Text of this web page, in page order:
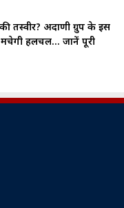
तस्वीर? अदाणी ग्रुप के इस
मचेगी हलचल… जानें पूरी